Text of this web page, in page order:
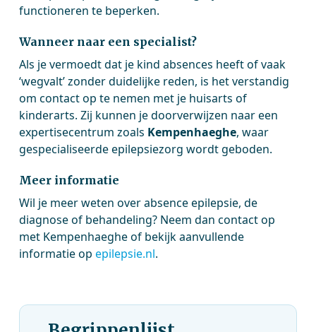
functioneren te beperken.
Wanneer naar een specialist?
Als je vermoedt dat je kind absences heeft of vaak
‘wegvalt’ zonder duidelijke reden, is het verstandig
om contact op te nemen met je huisarts of
kinderarts. Zij kunnen je doorverwijzen naar een
expertisecentrum zoals Kempenhaeghe, waar
gespecialiseerde epilepsiezorg wordt geboden.
Meer informatie
Wil je meer weten over absence epilepsie, de
diagnose of behandeling? Neem dan contact op
met Kempenhaeghe of bekijk aanvullende
informatie opepilepsie.nl.